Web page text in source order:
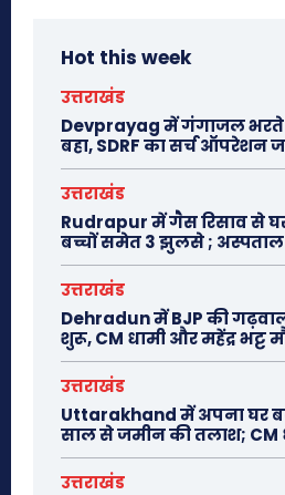
Hot this week
उत्तराखंड
Devprayag में गंगाजल भरते
बहा, SDRF का सर्च ऑपरेशन
उत्तराखंड
Rudrapur में गैस रिसाव से
बच्चों समेत 3 झुलसे ;
उत्तराखंड
Dehradun में BJP की
शुरू, CM धामी और महेंद्र भट्ट
उत्तराखंड
Uttarakhand में अपना घर
साल से जमीन की तलाश; CM
उत्तराखंड